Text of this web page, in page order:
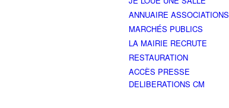
ANNUAIRE ASSOCIATIONS
MARCHÉS PUBLICS
LA MAIRIE RECRUTE
RESTAURATION
ACCÈS PRESSE
DELIBERATIONS CM